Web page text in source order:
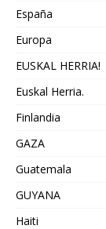
España
Europa
EUSKAL HERRIA!
Euskal Herria.
Finlandia
GAZA
Guatemala
GUYANA
Haiti